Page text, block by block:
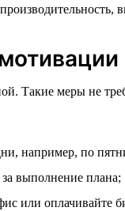
Такие меры не
например, по
выполнение плана;
или оплачивайте